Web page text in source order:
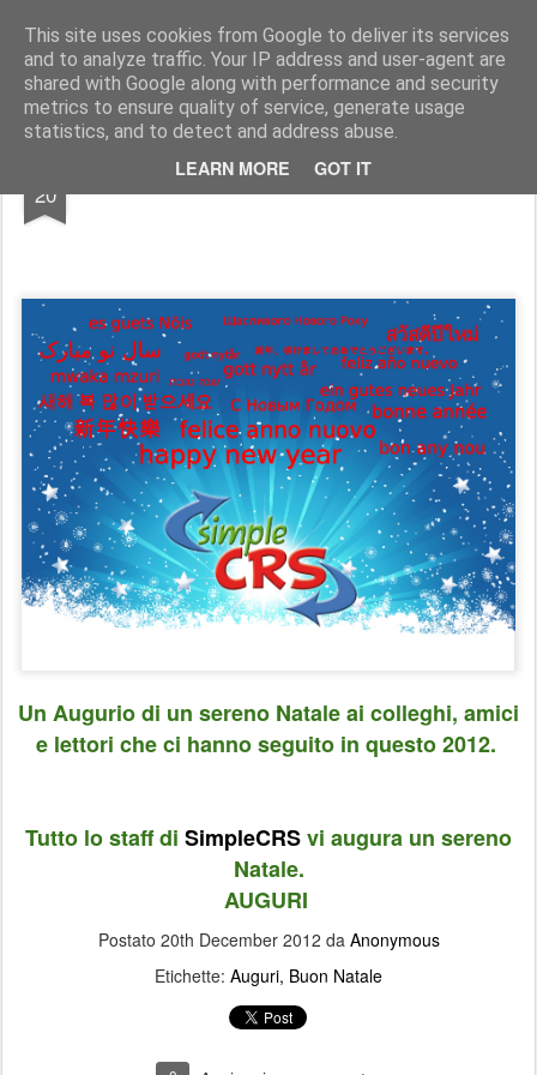
This site uses cookies from Google to deliver its services
and to analyze traffic. Your IP address and user-agent are
shared with Google along with performance and security
metrics to ensure quality of service, generate usage
statistics, and to detect and address abuse.
LEARN MORE GOT IT
Simple Crs Blog Curiosità e notizie dal mondo delle compagnie aeree
Pages
20 Buon Natale a tutti.
Un Augurio di un sereno Natale ai colleghi, amici
e lettori che ci hanno seguito in questo 2012.
Tutto lo staff di SimpleCRSvi augura un sereno
Natale.
AUGURI
Postato 20th December 2012 da Anonymous
Etichette: Auguri Buon Natale